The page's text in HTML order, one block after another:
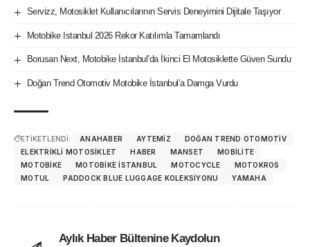
Servizz, Motosiklet Kullanıcılarının Servis Deneyimini Dijitale Taşıyor
Motobike Istanbul 2026 Rekor Katılımla Tamamlandı
Borusan Next, Motobike İstanbul’da İkinci El Motosiklette Güven Sundu
Doğan Trend Otomotiv Motobike İstanbul’a Damga Vurdu
ETİKETLENDİ: ANAHABER AYTEMIZ
DOĞAN TREND OTOMOTIV
ELEKTRIKLI MOTOSIKLET
HABER MANSET
MOBILITE
MOTOBIKE
MOTOBIKE ISTANBUL MOTOCYCLE
MOTOKROS
MOTUL
PADDOCK BLUE LUGGAGE KOLEKSIYONU YAMAHA
Aylık Haber Bültenine Kaydolun